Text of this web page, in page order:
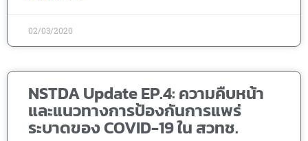
02/03/2020
NSTDA Update EP.4: ความคืบหน้า
และแนวทางการป้องกันการแพร่
ระบาดของ COVID-19 ใน สวทช.